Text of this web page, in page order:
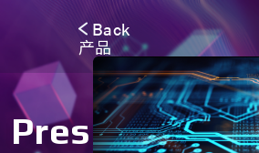
Back
产品
Press